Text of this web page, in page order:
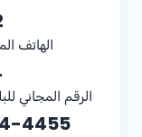
الهاتف
الرقم المجاني
4455